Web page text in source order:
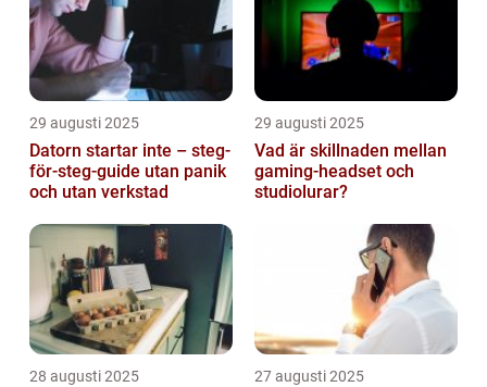
29 augusti 2025
Datorn startar inte – steg-
för-steg-guide utan panik
och utan verkstad
29 augusti 2025
Vad är skillnaden mellan
gaming-headset och
studiolurar?
28 augusti 2025 27 augusti 2025